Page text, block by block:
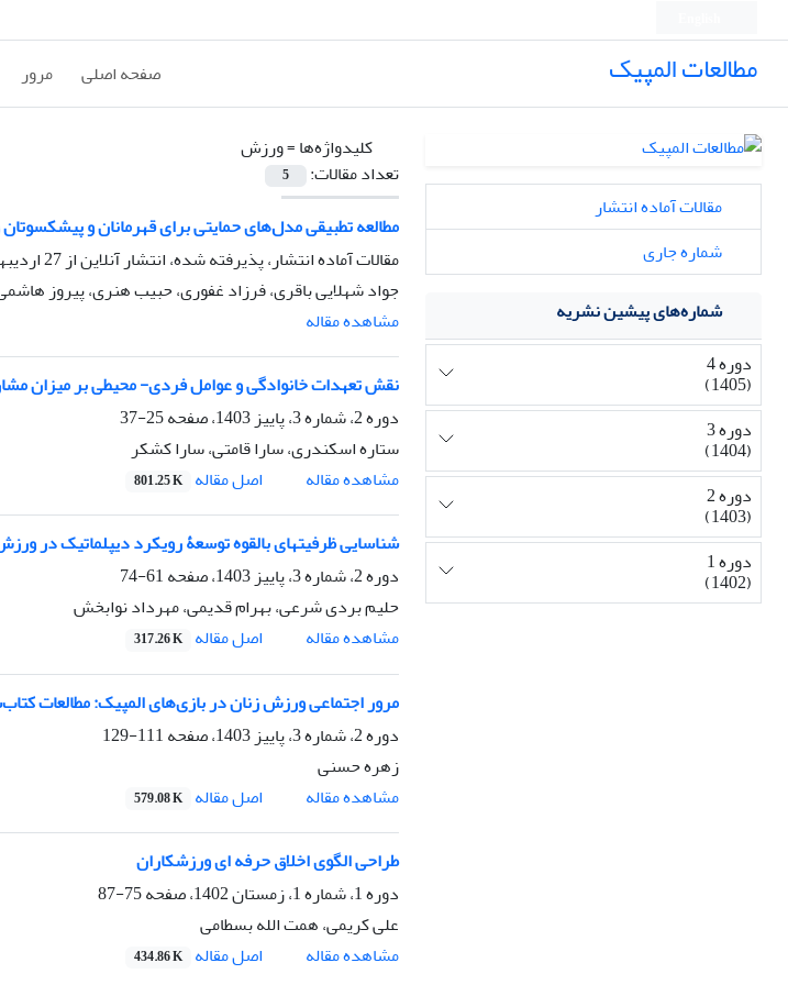
مطالعات المپیک صفحه اصلی مرور
کلیدواژه‌ها =ورزش
تعداد مقالات:
5
مطالعه تطبیقی مدل‌های حمایتی برای قهرمانان و
مقالات آماده انتشار، پذیرفته شده، انتشار آنلاین از27 اردیبهشت 1405
جواد شهلایی باقری، فرزاد غفوری، حبیب هنری، پیروز
مشاهده مقاله
نقش تعهدات خانوادگی و عوامل فردی- محیطی بر میزان
دوره 2، شماره 3، پاییز 1403، صفحه
25-37
ستاره اسکندری، سارا قامتی، سارا کشکر
مشاهده مقاله
اصل مقاله 801.25 K
شناسایی ظرفیت‏های بالقوه توسعۀ رویکرد دیپلماتیک در
دوره 2، شماره 3، پاییز 1403، صفحه
61-74
حلیم بردی شرعی، بهرام قدیمی، مهرداد نوابخش
مشاهده مقاله
اصل مقاله 317.26 K
مرور اجتماعی ورزش زنان در بازی‌های المپیک: مطالعات
دوره 2، شماره 3، پاییز 1403، صفحه
111-129
زهره حسنی
مشاهده مقاله
اصل مقاله 579.08 K
طراحی الگوی اخلاق حرفه ای ورزشکاران
دوره 1، شماره 1، زمستان 1402، صفحه
75-87
علی کریمی، همت الله بسطامی
مشاهده مقاله
اصل مقاله 434.86 K
مقالات آماده انتشار
شماره جاری
شماره‌های پیشین نشریه
دوره 4
(1405)
دوره 3
(1404)
دوره 2
(1403)
دوره 1
(1402)